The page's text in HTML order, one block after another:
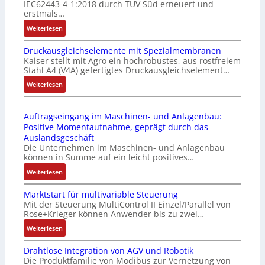
t
r
i
e
-
P
C
l
ä
s
t
s
i
c
h
f
l
e
x
i
b
e
u
n
k
m
o
d
u
l
e
r
i
n
g
e
n
4
G
u
n
d
5
G
IEC62443-4-1:2018 durch TÜV Süd erneuert und
erstmals…
Weiterlesen:
I
E
6
2
4
3
-
Z
e
r
t
i
f
i
z
i
e
Druckausgleichselemente mit Spezialmembranen
Kaiser stellt mit Agro ein hochrobustes, aus rostfreiem
Stahl A4 (V4A) gefertigtes Druckausgleichselement…
Weiterlesen:
D
u
c
k
a
u
s
g
l
e
i
c
h
Auftragseingang im Maschinen- und Anlagenbau:
Positive Momentaufnahme, geprägt durch das
Auslandsgeschäft
Die Unternehmen im Maschinen- und Anlagenbau
können in Summe auf ein leicht positives…
Weiterlesen:
A
u
f
t
r
a
g
s
Marktstart für multivariable Steuerung
Mit der Steuerung MultiControl II Einzel/Parallel von
Rose+Krieger können Anwender bis zu zwei…
Weiterlesen:
M
a
r
Drahtlose Integration von AGV und Robotik
Die Produktfamilie von Modibus zur Vernetzung von